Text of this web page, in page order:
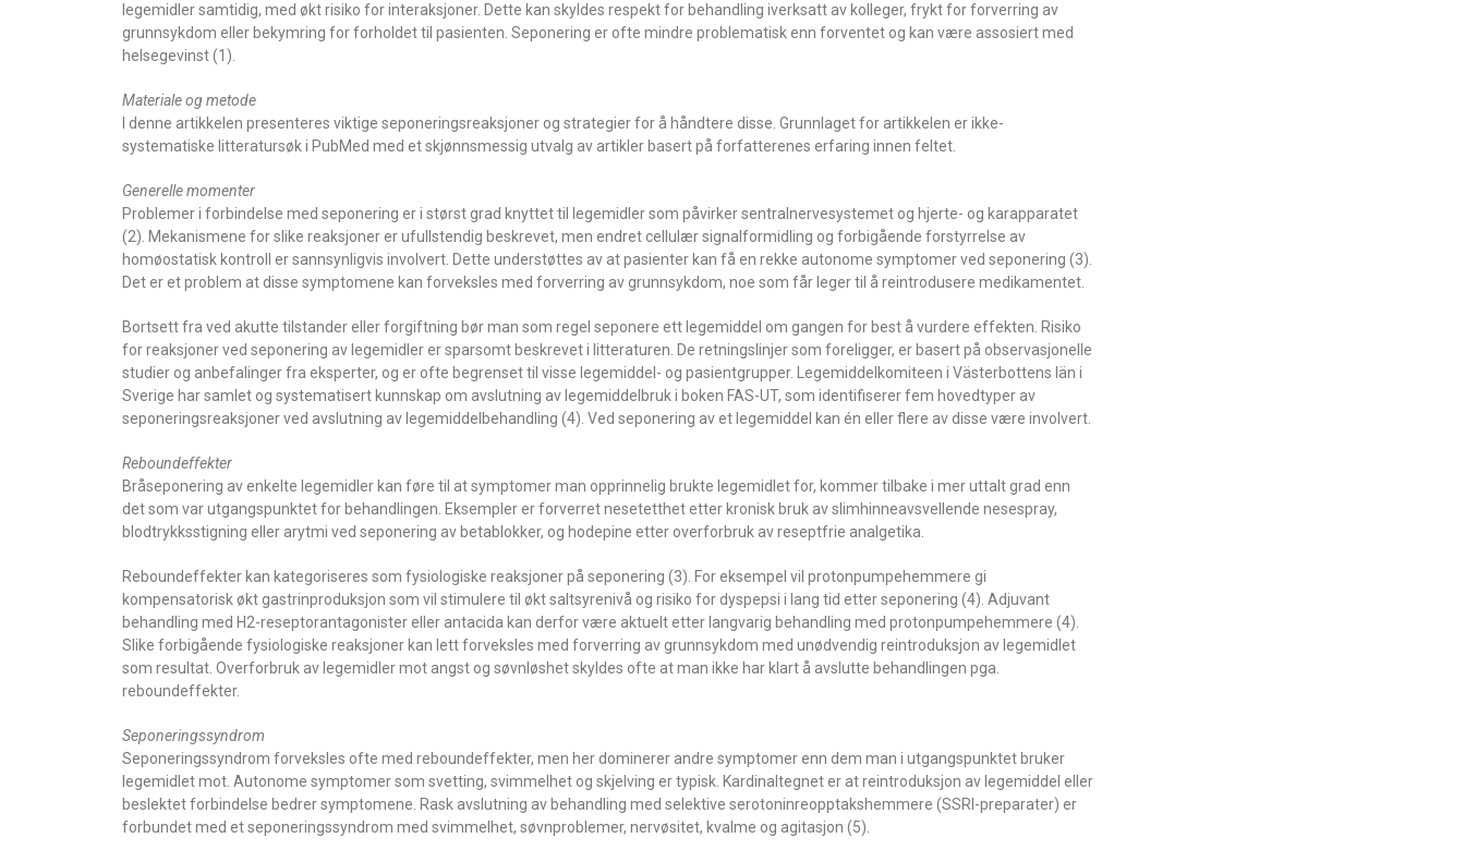
legemidler samtidig, med økt risiko for interaksjoner. Dette kan skyldes respekt for behandling iverksatt av kolleger, frykt for forverring av
grunnsykdom eller bekymring for forholdet til pasienten. Seponering er ofte mindre problematisk enn forventet og kan være assosiert med
helsegevinst (1).
Materiale og metode
I denne artikkelen presenteres viktige seponeringsreaksjoner og strategier for å håndtere disse. Grunnlaget for artikkelen er ikke-
systematiske litteratursøk i PubMed med et skjønnsmessig utvalg av artikler basert på forfatterenes erfaring innen feltet.
Generelle momenter
Problemer i forbindelse med seponering er i størst grad knyttet til legemidler som påvirker sentralnervesystemet og hjerte- og karapparatet
(2). Mekanismene for slike reaksjoner er ufullstendig beskrevet, men endret cellulær signalformidling og forbigående forstyrrelse av
homøostatisk kontroll er sannsynligvis involvert. Dette understøttes av at pasienter kan få en rekke autonome symptomer ved seponering (3).
Det er et problem at disse symptomene kan forveksles med forverring av grunnsykdom, noe som får leger til å reintrodusere medikamentet.
Bortsett fra ved akutte tilstander eller forgiftning bør man som regel seponere ett legemiddel om gangen for best å vurdere effekten. Risiko
for reaksjoner ved seponering av legemidler er sparsomt beskrevet i litteraturen. De retningslinjer som foreligger, er basert på observasjonelle
studier og anbefalinger fra eksperter, og er ofte begrenset til visse legemiddel- og pasientgrupper. Legemiddelkomiteen i Västerbottens län i
Sverige har samlet og systematisert kunnskap om avslutning av legemiddelbruk i boken FAS-UT, som identifiserer fem hovedtyper av
seponeringsreaksjoner ved avslutning av legemiddelbehandling (4). Ved seponering av et legemiddel kan én eller flere av disse være involvert.
Reboundeffekter
Bråseponering av enkelte legemidler kan føre til at symptomer man opprinnelig brukte legemidlet for, kommer tilbake i mer uttalt grad enn
det som var utgangspunktet for behandlingen. Eksempler er forverret nesetetthet etter kronisk bruk av slimhinneavsvellende nesespray,
blodtrykksstigning eller arytmi ved seponering av betablokker, og hodepine etter overforbruk av reseptfrie analgetika.
Reboundeffekter kan kategoriseres som fysiologiske reaksjoner på seponering (3). For eksempel vil protonpumpehemmere gi
kompensatorisk økt gastrinproduksjon som vil stimulere til økt saltsyrenivå og risiko for dyspepsi i lang tid etter seponering (4). Adjuvant
behandling med H2-reseptorantagonister eller antacida kan derfor være aktuelt etter langvarig behandling med protonpumpehemmere (4).
Slike forbigående fysiologiske reaksjoner kan lett forveksles med forverring av grunnsykdom med unødvendig reintroduksjon av legemidlet
som resultat. Overforbruk av legemidler mot angst og søvnløshet skyldes ofte at man ikke har klart å avslutte behandlingen pga.
reboundeffekter.
Seponeringssyndrom
Seponeringssyndrom forveksles ofte med reboundeffekter, men her dominerer andre symptomer enn dem man i utgangspunktet bruker
legemidlet mot. Autonome symptomer som svetting, svimmelhet og skjelving er typisk. Kardinaltegnet er at reintroduksjon av legemiddel eller
beslektet forbindelse bedrer symptomene. Rask avslutning av behandling med selektive serotoninreopptakshemmere (SSRI-preparater) er
forbundet med et seponeringssyndrom med svimmelhet, søvnproblemer, nervøsitet, kvalme og agitasjon (5).